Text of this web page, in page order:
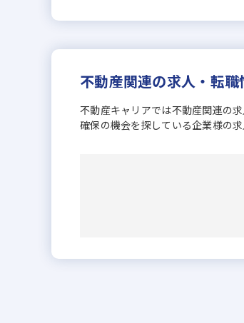
不動産関連の求人・転
不動産キャリアでは不動産関連の
確保の機会を探している企業様の